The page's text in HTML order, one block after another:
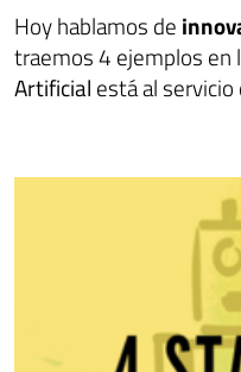
Hoy hablamos de
traemos 4 ejemplos en
Artificial está al